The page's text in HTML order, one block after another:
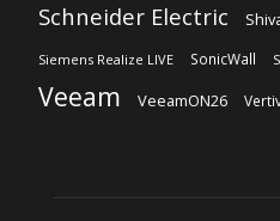
Schneider Electric
Siemens Realize LIVE SonicWall
Veeam VeeamON26